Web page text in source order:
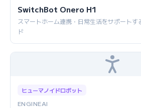
SwitchBot Onero H1
スマートホーム連携・日常生活をサポートす
ド
ヒューマノイドロボット
ENGINEAI